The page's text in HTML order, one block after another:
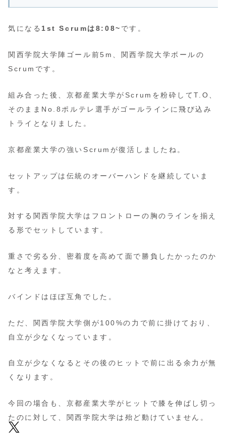
気になる 1st Scrumは8:08~ です。
関西学院大学陣ゴール前5m、関西学院大学ボールの
Scrumです。
組み合った後、京都産業大学がScrumを粉砕してT.O、
そのままNo.8ポルテレ選手がゴールラインに飛び込み
トライとなりました。
京都産業大学の強いScrumが復活しましたね。
セットアップは伝統のオーバーハンドを継続していま
す。
対する関西学院大学はフロントローの胸のラインを揃え
る形でセットしています。
重さで劣る分、密着度を高めて面で勝負したかったのか
なと考えます。
バインドはほぼ互角でした。
ただ、関西学院大学側が100%の力で前に掛けており、
自立が少なくなっています。
自立が少なくなるとその後のヒットで前に出る余力が無
くなります。
今回の場合も、京都産業大学がヒットで膝を伸ばし切っ
たのに対して、関西学院大学は殆ど動けていません。